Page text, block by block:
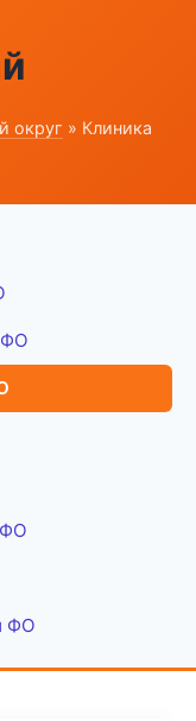
округ » Клиника
ФО
ФО
ФО